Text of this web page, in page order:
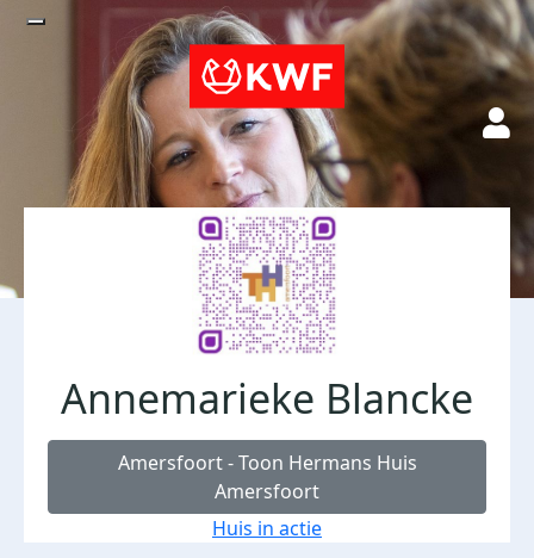
Annemarieke Blancke
Amersfoort - Toon Hermans Huis
Amersfoort
Huis in actie